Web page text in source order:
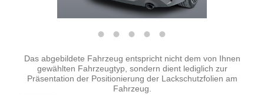
Das abgebildete Fahrzeug entspricht nicht dem von Ihnen
gewählten Fahrzeugtyp, sondern dient lediglich zur
Präsentation der Positionierung der Lackschutzfolien am
Fahrzeug.